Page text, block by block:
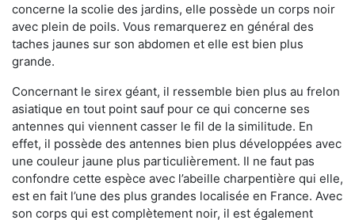
concerne la scolie des jardins, elle possède un corps noir
avec plein de poils. Vous remarquerez en général des
taches jaunes sur son abdomen et elle est bien plus
grande.
Concernant le sirex géant, il ressemble bien plus au frelon
asiatique en tout point sauf pour ce qui concerne ses
antennes qui viennent casser le fil de la similitude. En
effet, il possède des antennes bien plus développées avec
une couleur jaune plus particulièrement. Il ne faut pas
confondre cette espèce avec l’abeille charpentière qui elle,
est en fait l’une des plus grandes localisée en France. Avec
son corps qui est complètement noir, il est également